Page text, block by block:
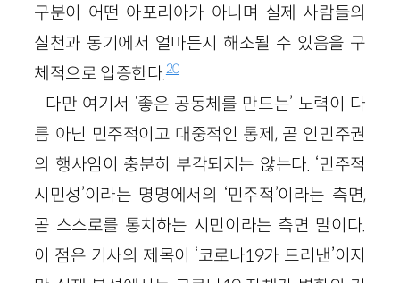
구분이 어떤 아포리아가 아니며 실제 사람들의
실천과 동기에서 얼마든지 해소될 수 있음을 구
체적으로 입증한다.20
다만 여기서 ‘좋은 공동체를 만드는’ 노력이 다
름 아닌 민주적이고 대중적인 통제, 곧 인민주권
의 행사임이 충분히 부각되지는 않는다. ‘민주적
시민성’이라는 명명에서의 ‘민주적’이라는 측면,
곧 스스로를 통치하는 시민이라는 측면 말이다.
이 점은 기사의 제목이 ‘코로나19가 드러낸’이지